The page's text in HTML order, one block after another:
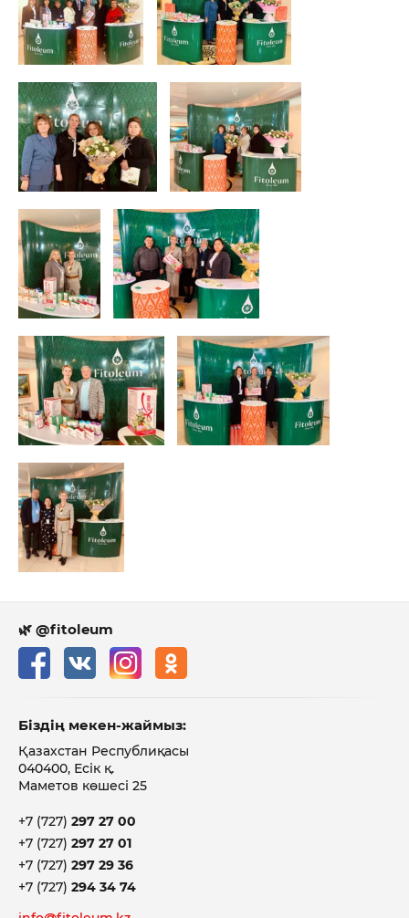
🌿 @fitoleum
Біздің мекен-жаймыз:
Қазахстан Республиқасы
040400, Есік қ.
Маметов көшесі 25
+7 (727) 297 27 00
+7 (727) 297 27 01
+7 (727) 297 29 36
+7 (727) 294 34 74